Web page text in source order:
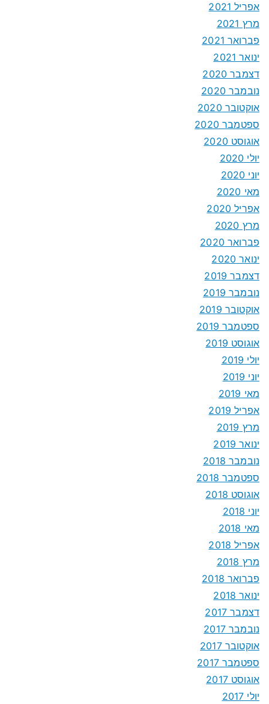
אפריל 2021
מרץ 2021
פברואר 2021
ינואר 2021
דצמבר 2020
נובמבר 2020
אוקטובר 2020
ספטמבר 2020
אוגוסט 2020
יולי 2020
יוני 2020
מאי 2020
אפריל 2020
מרץ 2020
פברואר 2020
ינואר 2020
דצמבר 2019
נובמבר 2019
אוקטובר 2019
ספטמבר 2019
אוגוסט 2019
יולי 2019
יוני 2019
מאי 2019
אפריל 2019
מרץ 2019
ינואר 2019
נובמבר 2018
ספטמבר 2018
אוגוסט 2018
יוני 2018
מאי 2018
אפריל 2018
מרץ 2018
פברואר 2018
ינואר 2018
דצמבר 2017
נובמבר 2017
אוקטובר 2017
ספטמבר 2017
אוגוסט 2017
יולי 2017